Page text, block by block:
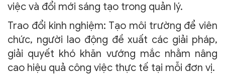
việc và đổi mới sáng tạo trong quản lý.
Trao đổi kinh nghiệm: Tạo môi trường để viên
chức, người lao động đề xuất các giải pháp,
giải quyết khó khăn vướng mắc nhằm nâng
cao hiệu quả công việc thực tế tại mỗi đơn vị.